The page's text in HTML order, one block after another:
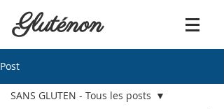
Gluténon
Post
SANS GLUTEN - Tous les posts